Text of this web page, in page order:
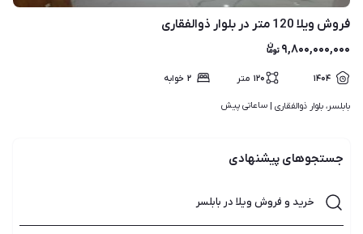
فروش ویلا 120 متر در بلوار ذوالفقاری
۹,۸۰۰,۰۰۰,۰۰۰
۱۴۰۴ ۱۲۰ متر ۲ خوابه
بابلسر، بلوار ذوالفقاری | ساعاتی پیش
جستجوهای پیشنهادی
خرید و فروش ویلا در بابلسر